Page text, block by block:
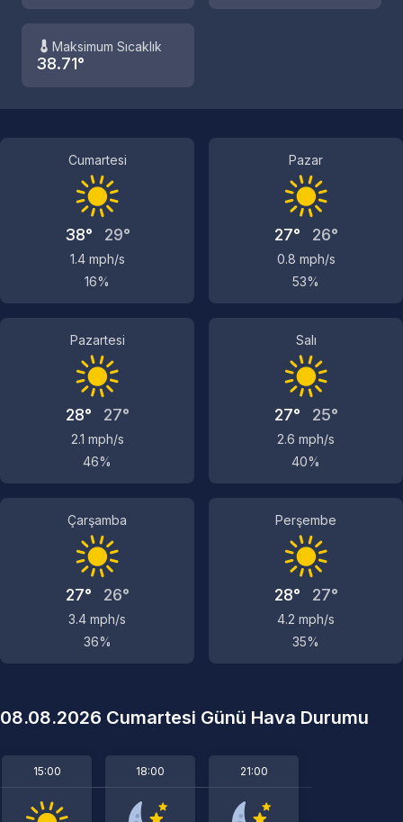
Maksimum Sıcaklık
38.71°
Cumartesi
38° 29°
1.4 mph/s
16%
Pazar
27° 26°
0.8 mph/s
53%
Pazartesi
28° 27°
2.1 mph/s
46%
Salı
27° 25°
2.6 mph/s
40%
Çarşamba
27° 26°
3.4 mph/s
36%
Perşembe
28° 27°
4.2 mph/s
35%
08.08.2026 Cumartesi Günü Hava Durumu
15:00 18:00 21:00